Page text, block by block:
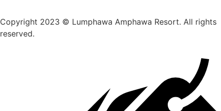
Copyright 2023 © Lumphawa Amphawa Resort. All rights
reserved.